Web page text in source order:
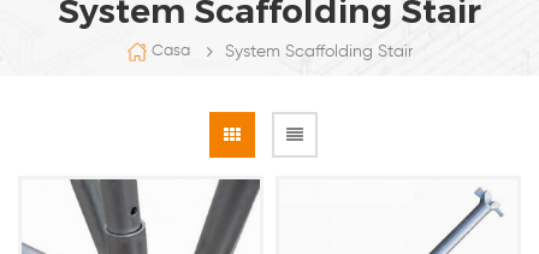
System Scaffolding Stair
Casa System Scaffolding Stair